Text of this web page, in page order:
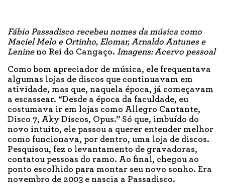
Fábio Passadisco recebeu nomes da música como
Maciel Melo e Ortinho, Elomar, Arnaldo Antunes e
Lenine no Rei do Cangaço. Imagens: Acervo pessoal
Como bom apreciador de música, ele frequentava
algumas lojas de discos que continuavam em
atividade, mas que, naquela época, já começavam
a escassear. “Desde a época da faculdade, eu
costumava ir em lojas como Allegro Cantante,
Disco 7, Aky Discos, Opus.” Só que, imbuído do
novo intuito, ele passou a querer entender melhor
como funcionava, por dentro, uma loja de discos.
Pesquisou, fez o levantamento de gravadoras,
contatou pessoas do ramo. Ao final, chegou ao
ponto escolhido para montar seu novo sonho. Era
novembro de 2003 e nascia a Passadisco.